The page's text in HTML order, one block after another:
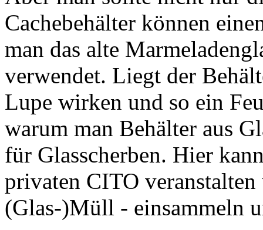
Cachebehälter können
man das alte
verwendet. Liegt der
Lupe wirken und so ein
warum man Behälter aus
für Glasscherben. Hier
privaten CITO
(Glas-)Müll - einsammeln